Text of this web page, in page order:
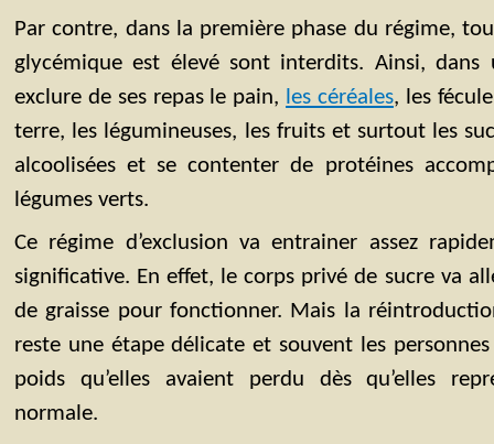
Par contre, dans la première phase du régime,
glycémique est élevé sont interdits. Ainsi,
exclure de ses repas le pain, les céréales, les
terre, les légumineuses, les fruits et surtout les
alcoolisées et se contenter de protéines
légumes verts.
Ce régime d’exclusion va entrainer assez
significative. En effet, le corps privé de sucre va
de graisse pour fonctionner. Mais la
reste une étape délicate et souvent les
poids qu’elles avaient perdu dès qu’elles
normale.